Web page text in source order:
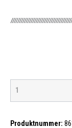
Produktnummer: